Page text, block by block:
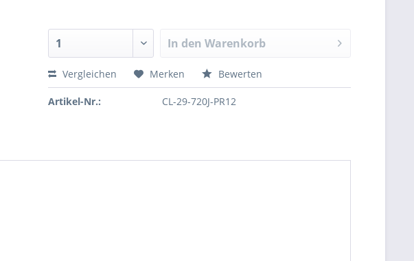
In den Warenkorb
Vergleichen Merken Bewerten
Artikel-Nr.: CL-29-720J-PR12